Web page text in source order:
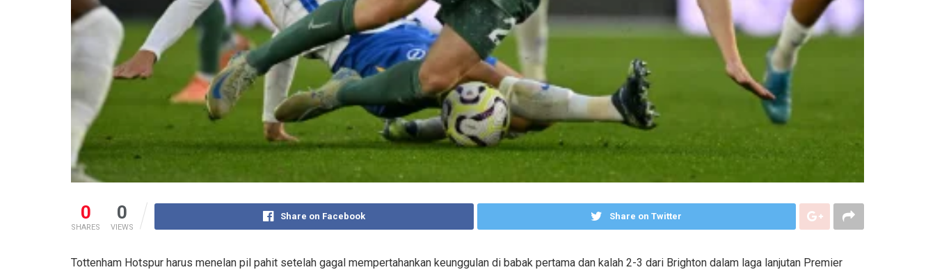
0
SHARES
0
VIEWS
Share on Facebook Share on Twitter
Tottenham Hotspur harus menelan pil pahit setelah gagal mempertahankan keunggulan di babak pertama dan kalah 2-3 dari Brighton dalam laga lanjutan Premier